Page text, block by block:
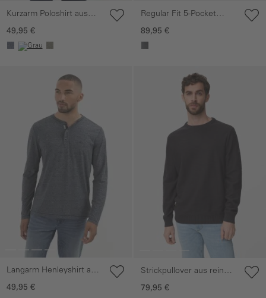
Kurzarm Poloshirt aus
Baumwollmix
49,95 €
Regular Fit 5-Pocket
Jeans
89,95 €
Langarm Henleyshirt aus
nachhaltigem
49,95 €
Galerie überspringen
Strickpullover aus reiner
Baumwolle
79,95 €